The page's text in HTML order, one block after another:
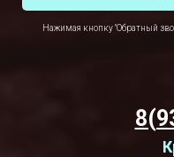
Нажимая кнопку "Обратный